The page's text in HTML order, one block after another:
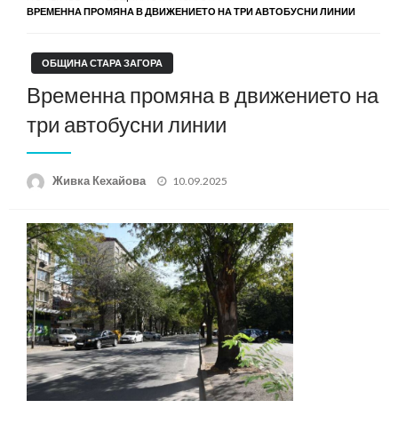
ВРЕМЕННА ПРОМЯНА В ДВИЖЕНИЕТО НА ТРИ АВТОБУСНИ ЛИНИИ
ОБЩИНА СТАРА ЗАГОРА
Временна промяна в движението на
три автобусни линии
Живка Кехайова
Posted
10.09.2025